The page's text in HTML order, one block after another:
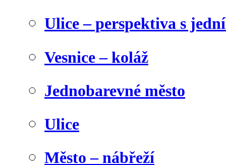
Ulice – perspektiva s
Vesnice – koláž
Jednobarevné město
Ulice
Město – nábřeží